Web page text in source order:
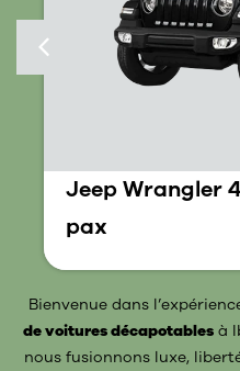
Jeep Wrangler 4
pax
Bienvenue dans
de voitures décapotables à
nous fusionnons luxe,